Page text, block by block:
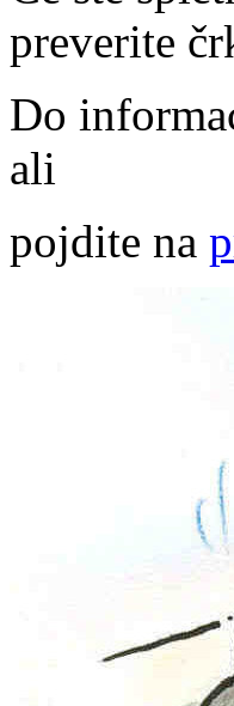
preverite
Do
ali
pojdite na